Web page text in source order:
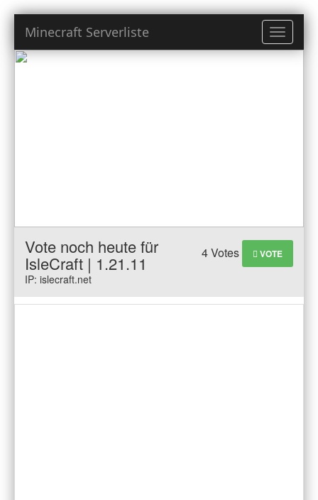
Toggle
Minecraft Serverliste
4 Votes VOTE
Vote noch heute für
IsleCraft | 1.21.11
IP: islecraft.net